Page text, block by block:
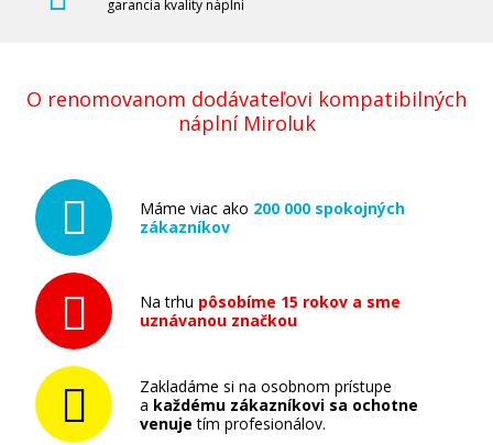
garancia kvality náplní
O renomovanom dodávateľovi kompatibilných
náplní Miroluk
Máme viac ako 200 000 spokojných
zákazníkov
Na trhu pôsobíme 15 rokov a sme
uznávanou značkou
Zakladáme si na osobnom prístupe
a každému zákazníkovi sa ochotne
venuje tím profesionálov.